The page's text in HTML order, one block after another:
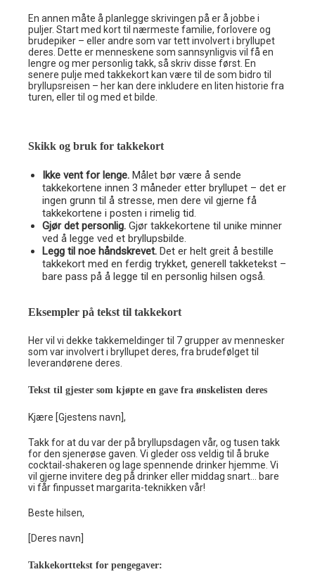
En annen måte å planlegge skrivingen på er å jobbe i
puljer. Start med kort til nærmeste familie, forlovere og
brudepiker – eller andre som var tett involvert i bryllupet
deres. Dette er menneskene som sannsynligvis vil få en
lengre og mer personlig takk, så skriv disse først. En
senere pulje med takkekort kan være til de som bidro til
bryllupsreisen – her kan dere inkludere en liten historie fra
turen, eller til og med et bilde.
Skikk og bruk for takkekort
Ikke vent for lenge. Målet bør være å sende
takkekortene innen 3 måneder etter bryllupet – det er
ingen grunn til å stresse, men dere vil gjerne få
takkekortene i posten i rimelig tid.
Gjør det personlig. Gjør takkekortene til unike minner
ved å legge ved et bryllupsbilde.
Legg til noe håndskrevet. Det er helt greit å bestille
takkekort med en ferdig trykket, generell takketekst –
bare pass på å legge til en personlig hilsen også.
Eksempler på tekst til takkekort
Her vil vi dekke takkemeldinger til 7 grupper av mennesker
som var involvert i bryllupet deres, fra brudefølget til
leverandørene deres.
Tekst til gjester som kjøpte en gave fra ønskelisten deres
Kjære [Gjestens navn],
Takk for at du var der på bryllupsdagen vår, og tusen takk
for den sjenerøse gaven. Vi gleder oss veldig til å bruke
cocktail-shakeren og lage spennende drinker hjemme. Vi
vil gjerne invitere deg på drinker eller middag snart… bare
vi får finpusset margarita-teknikken vår!
Beste hilsen,
[Deres navn]
Takkekorttekst for pengegaver: